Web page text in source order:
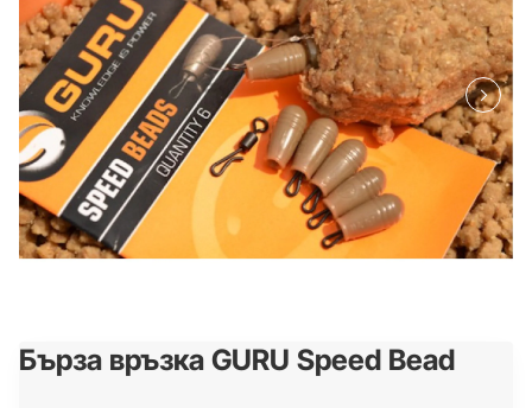
-10%
Бърза връзка GURU Speed Bead